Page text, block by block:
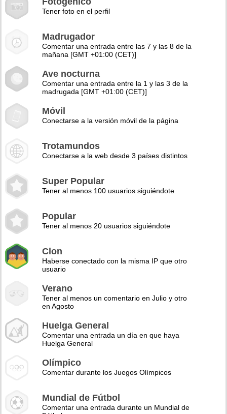
Tener foto en el perfil
Madrugador
Comentar una entrada entre las 7 y las 8 de la
mañana [GMT +01:00 (CET)]
Ave nocturna
Comentar una entrada entre la 1 y las 3 de la
madrugada [GMT +01:00 (CET)]
Móvil
Conectarse a la versión móvil de la página
Trotamundos
Conectarse a la web desde 3 países distintos
Super Popular
Tener al menos 100 usuarios siguiéndote
Popular
Tener al menos 20 usuarios siguiéndote
Clon
Haberse conectado con la misma IP que otro
usuario
Verano
Tener al menos un comentario en Julio y otro
en Agosto
Huelga General
Comentar una entrada un día en que haya
Huelga General
Olímpico
Comentar durante los Juegos Olímpicos
Mundial de Fútbol
Comentar una entrada durante un Mundial de